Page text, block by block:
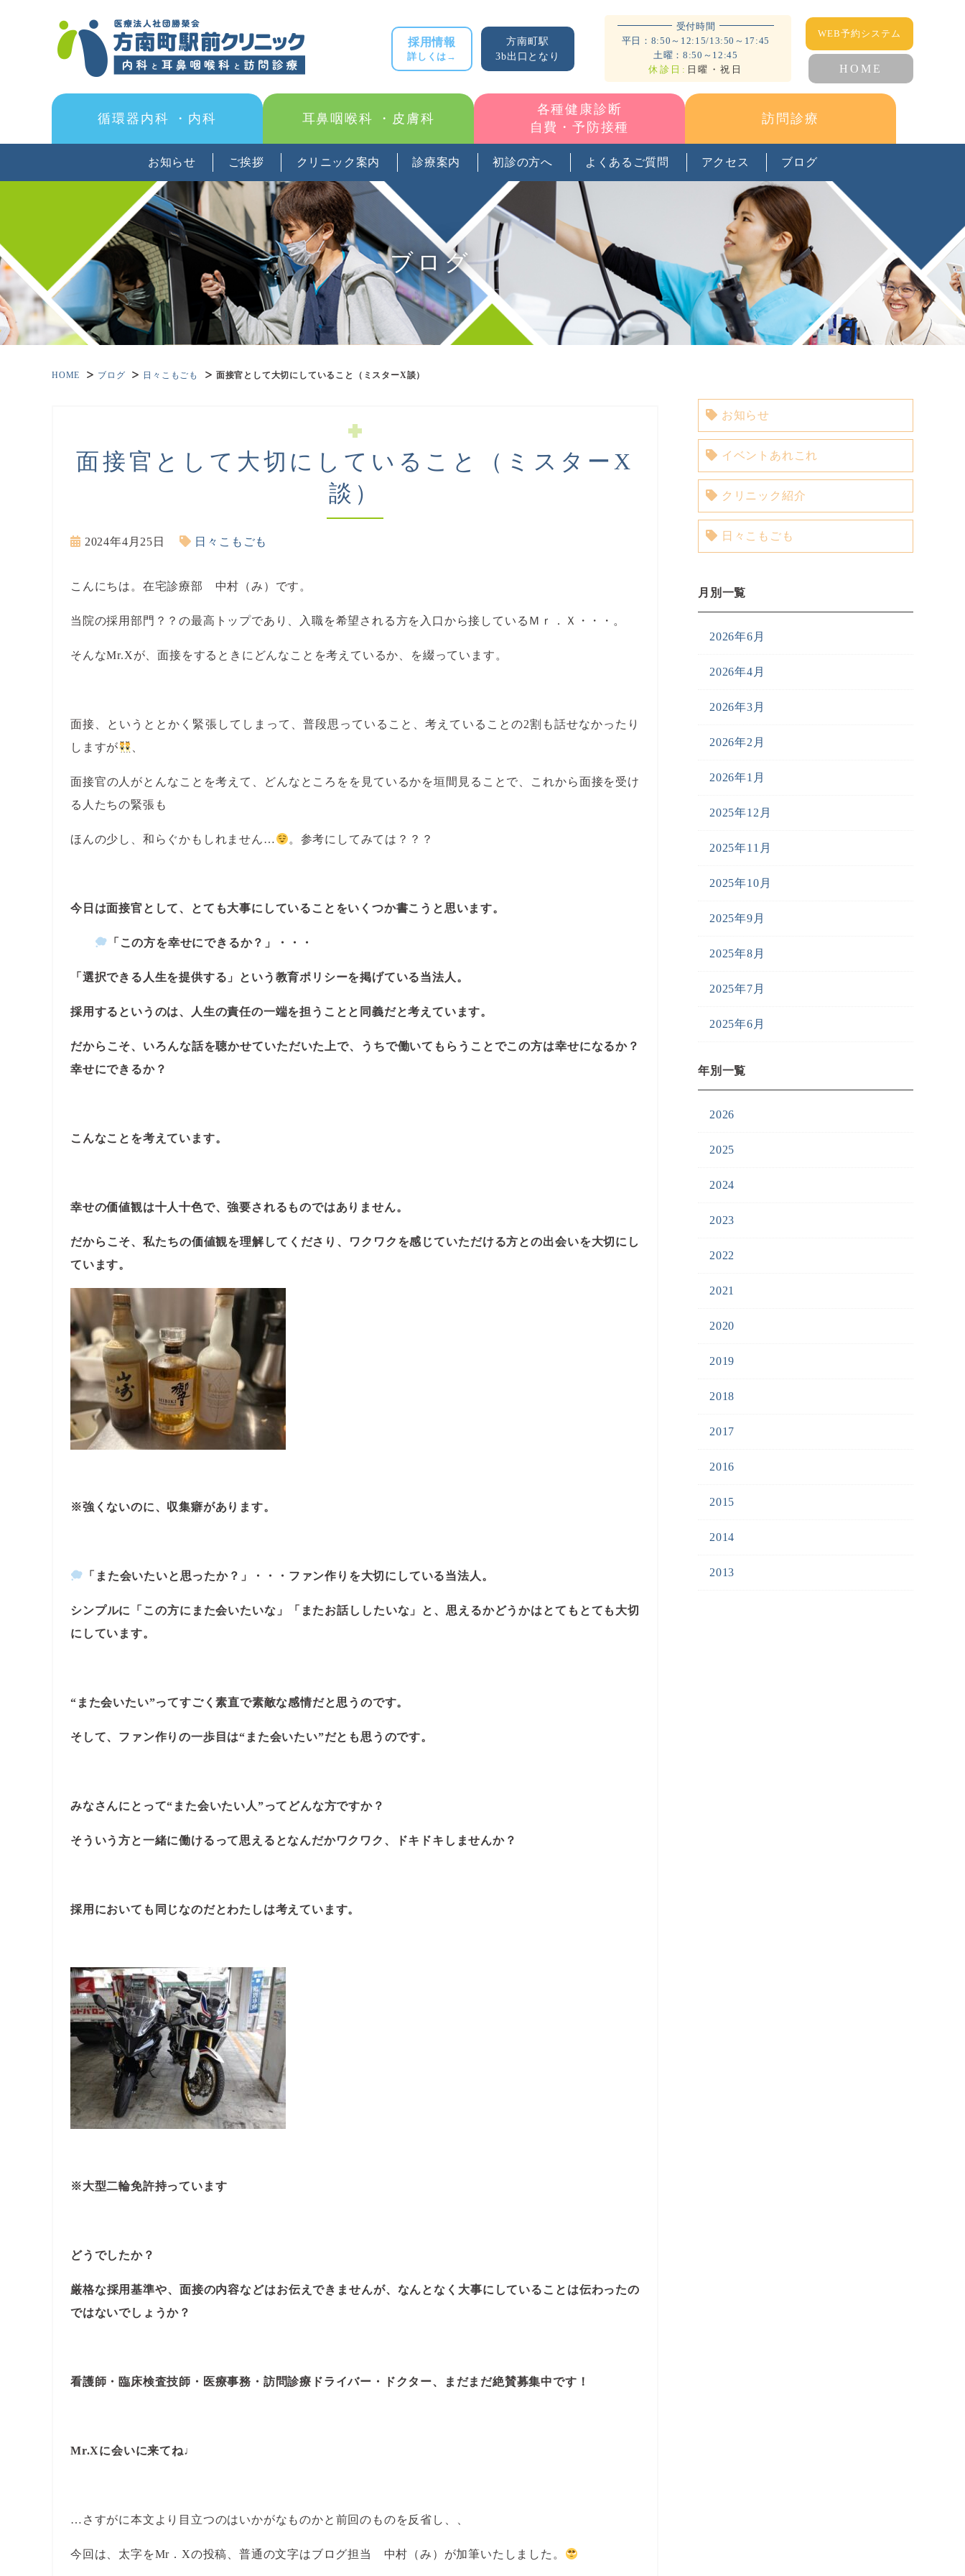
採用情報
詳しくは→
方南町駅
3b出口となり
受付時間
平日：8:50～12:15/13:50～17:45
土曜：8:50～12:45
休診日: 日曜・祝日 HOME
WEB予約システム
循環器内科 ・内科 耳鼻咽喉科 ・皮膚科
各種健康診断
自費・予防接種
訪問診療
お知らせ ご挨拶 クリニック案内 診療案内 初診の方へ よくあるご質問 アクセス ブログ
ブログ
HOME ブログ 日々こもごも 面接官として大切にしていること（ミスターX談）
面接官として大切にしていること（ミスターX
談）
2024年4月25日 日々こもごも
こんにちは。在宅診療部 中村（み）です。
当院の採用部門？？の最高トップであり、入職を希望される方を入口から接しているＭｒ．Ｘ・・・。
そんなMr.Xが、面接をするときにどんなことを考えているか、を綴っています。
面接、というととかく緊張してしまって、普段思っていること、考えていることの2割も話せなかったり
しますが
面接官の人がとんなことを考えて、どんなところをを見ているかを垣間見ることで、これから面接を受け
る人たちの緊張も
ほんの少し、和らぐかもしれません… 。参考にしてみては？？？
今日は面接官として、とても大事にしていることをいくつか書こうと思います。
「この方を幸せにできるか？」・・・
「選択できる人生を提供する」という教育ポリシーを掲げている当法人。
採用するというのは、人生の責任の一端を担うことと同義だと考えています。
だからこそ、いろんな話を聴かせていただいた上で、うちで働いてもらうことでこの方は幸せになるか？
幸せにできるか？
こんなことを考えています。
幸せの価値観は十人十色で、強要されるものではありません。
だからこそ、私たちの価値観を理解してくださり、ワクワクを感じていただける方との出会いを大切にし
ています。
※強くないのに、収集癖があります。
「また会いたいと思ったか？」・・・ファン作りを大切にしている当法人。
シンプルに「この方にまた会いたいな」「またお話ししたいな」と、思えるかどうかはとてもとても大切
にしています。
“また会いたい”ってすごく素直で素敵な感情だと思うのです。
そして、ファン作りの一歩目は“また会いたい”だとも思うのです。
みなさんにとって“また会いたい人”ってどんな方ですか？
そういう方と一緒に働けるって思えるとなんだかワクワク、ドキドキしませんか？
採用においても同じなのだとわたしは考えています。
※大型二輪免許持っています
どうでしたか？
厳格な採用基準や、面接の内容などはお伝えできませんが、なんとなく大事にしていることは伝わったの
ではないでしょうか？
看護師・臨床検査技師・医療事務・訪問診療ドライバー・ドクター、まだまだ絶賛募集中です！
Mr.Xに会いに来てね♩
…さすがに本文より目立つのはいかがなものかと前回のものを反省し、、
今回は、太字をMr．Xの投稿、普通の文字はブログ担当 中村（み）が加筆いたしました。
お知らせ
イベントあれこれ
クリニック紹介
日々こもごも
月別一覧
2026年6月
2026年4月
2026年3月
2026年2月
2026年1月
2025年12月
2025年11月
2025年10月
2025年9月
2025年8月
2025年7月
2025年6月
年別一覧
2026
2025
2024
2023
2022
2021
2020
2019
2018
2017
2016
2015
2014
2013